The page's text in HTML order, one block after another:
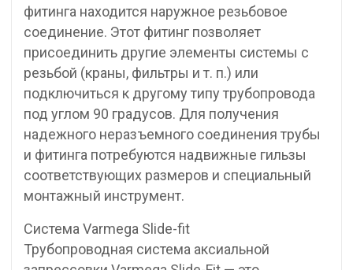
фитинга находится наружное резьбовое
соединение. Этот фитинг позволяет
присоединить другие элементы системы с
резьбой (краны, фильтры и т. п.) или
подключиться к другому типу трубопровода
под углом 90 градусов. Для получения
надежного неразъемного соединения трубы
и фитинга потребуются надвижные гильзы
соответствующих размеров и специальный
монтажный инструмент.
Система Varmega Slide-fit
Трубопроводная система аксиальной